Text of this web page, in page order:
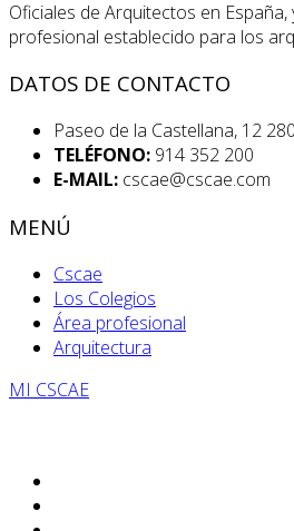
Oficiales de Arquitectos en España,
profesional establecido para los
DATOS DE CONTACTO
Paseo de la Castellana, 12
TELÉFONO: 914 352 200
E-MAIL: cscae@cscae.com
MENÚ
Cscae
Los Colegios
Área profesional
Arquitectura
MI CSCAE